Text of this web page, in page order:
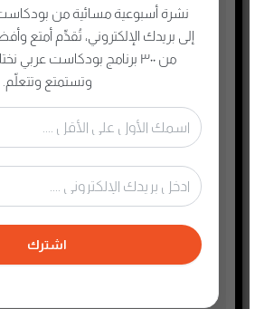
الطفل والحياة الأسرية
تاريخ فلسطين
تكنولوجيا وتقنية
جريمة وغموض واحتيال
حقوق وقانون
حلقات مميزة
ريادة الأعمال
رياضة
سياسة واقتصاد
نشرة أسبوعية مسائية من
إلى بريدك الإلكتروني، تُقدِّم أمتع
من ٣٠٠ برنامج بودكاست عربي
وتستمتع وتتعلّم.
اشترك